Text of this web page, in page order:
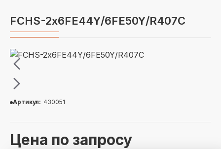
FCHS-2х6FE44Y/6FE50Y/R407C
Цена по запросу
Артикул: 430051